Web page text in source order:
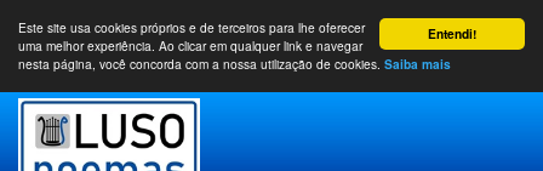
Entendi!
Este site usa cookies próprios e de terceiros para lhe oferecer
uma melhor experiência. Ao clicar em qualquer link e navegar
nesta página, você concorda com a nossa utilização de cookies. Saiba mais